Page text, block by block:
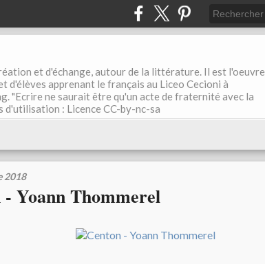
et d'échange, autour de la littérature. Il est l'oeuvre
d'élèves apprenant le français au Liceo Cecioni à
"Ecrire ne saurait être qu'un acte de fraternité avec la
d'utilisation : Licence CC-by-nc-sa
2018
- Yoann Thommerel